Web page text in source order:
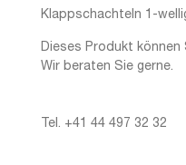
Klappschachteln 1-
Dieses Produkt können
Wir beraten Sie gerne.
Tel. +41 44 497 32 32